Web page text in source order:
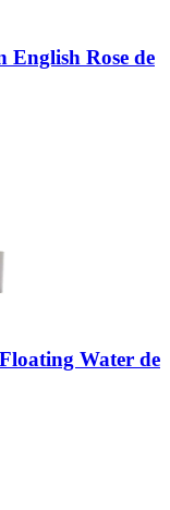
Rose de
Water de